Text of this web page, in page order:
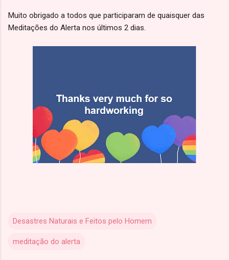
Muito obrigado a todos que participaram de quaisquer das
Meditações do Alerta nos últimos 2 dias.
Desastres Naturais e Feitos pelo Homem
meditação do alerta